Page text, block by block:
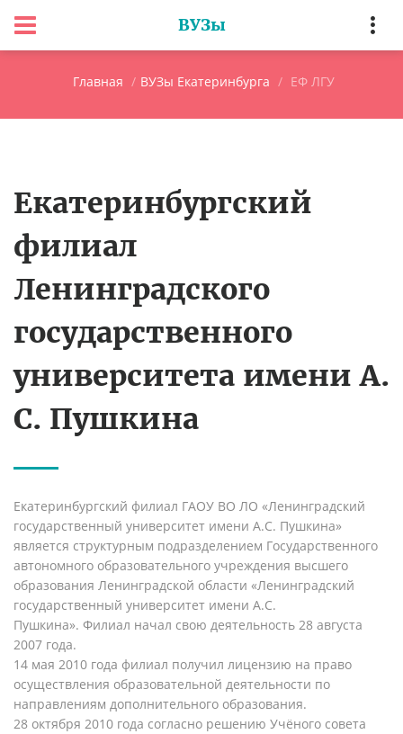
ВУЗы
Главная ВУЗы Екатеринбурга ЕФ ЛГУ
Екатеринбургский
филиал
Ленинградского
государственного
университета имени А.
С. Пушкина
Екатеринбургский филиал ГАОУ ВО ЛО «Ленинградский
государственный университет имени А.С. Пушкина»
является структурным подразделением Государственного
автономного образовательного учреждения высшего
образования Ленинградской области «Ленинградский
государственный университет имени А.С.
Пушкина». Филиал начал свою деятельность 28 августа
2007 года.
14 мая 2010 года филиал получил лицензию на право
осуществления образовательной деятельности по
направлениям дополнительного образования.
28 октября 2010 года согласно решению Учёного совета